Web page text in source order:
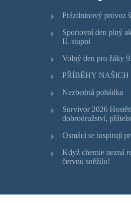
Prázdninový provoz
Sportovní den plný
II. stupni
Volný den pro žáky
PŘÍBĚHY NAŠICH
Nezbedná pohádka
Survivor 2026
dobrodružství,
Osmáci se inspirují
Když chemie nezná
červnu sněžilo!